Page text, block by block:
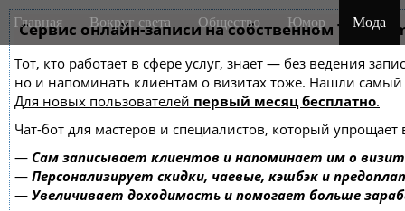
Сервис онлайн-записи на собственном
Тот, кто работает в сфере услуг, знает — без ведения
но и напоминать клиентам о визитах тоже. Нашли
Для новых пользователей первый месяц бесплатно.
Чат-бот для мастеров и специалистов, который упрощает
— Сам записывает клиентов и напоминает им о
— Персонализирует скидки, чаевые, кэшбэк и
— Увеличивает доходимость и помогает больше
M
a
n
m
e
n
u
i
Главная Вокруг света Общество Юмор Мода